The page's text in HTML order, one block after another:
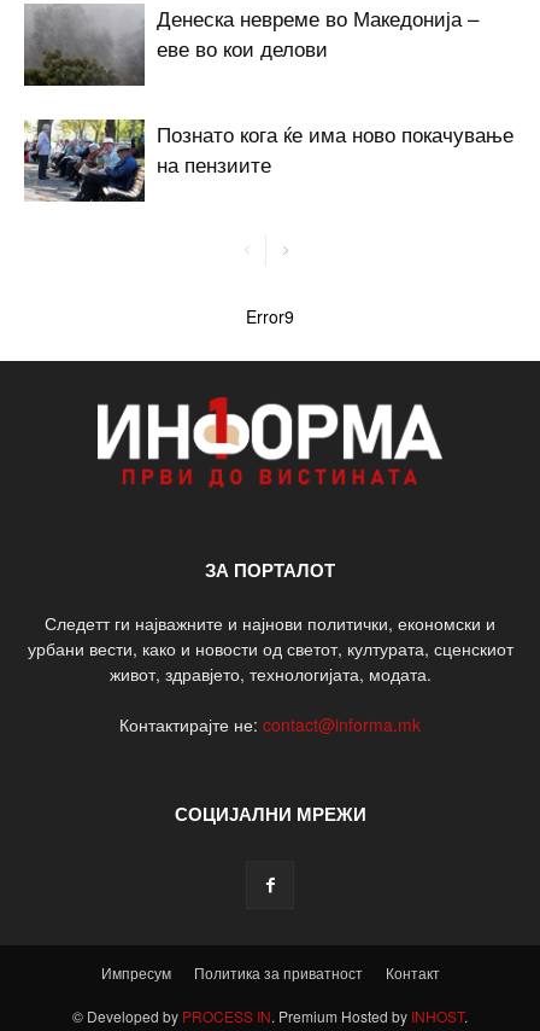
Денеска невреме во Македонија –
еве во кои делови
Познато кога ќе има ново покачување
на пензиите
Error9
ЗА ПОРТАЛОТ
Следетт ги најважните и најнови политички, економски и
урбани вести, како и новости од светот, културата, сценскиот
живот, здравјето, технологијата, модата.
Контактирајте не: contact@informa.mk
СОЦИЈАЛНИ МРЕЖИ
Импресум Политика за приватност Контакт
© Developed by PROCESS IN. Premium Hosted by INHOST.